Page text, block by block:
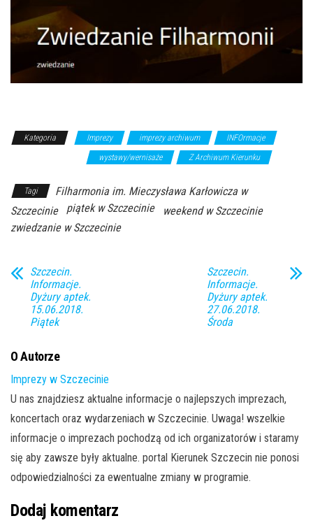
Kategoria Imprezy imprezy archiwum
INFOrmacje
wystawy/wernisaże Z Archiwum Kierunku
Tagi
Filharmonia im. Mieczysława Karłowicza w
Szczecinie
piątek w Szczecinie
weekend w Szczecinie
zwiedzanie w Szczecinie
Szczecin.
Informacje.
Dyżury aptek.
15.06.2018.
Piątek
Szczecin.
Informacje.
Dyżury aptek.
27.06.2018.
Środa
O Autorze
Imprezy w Szczecinie
U nas znajdziesz aktualne informacje o najlepszych imprezach,
koncertach oraz wydarzeniach w Szczecinie. Uwaga! wszelkie
informacje o imprezach pochodzą od ich organizatorów i staramy
się aby zawsze były aktualne. portal Kierunek Szczecin nie ponosi
odpowiedzialności za ewentualne zmiany w programie.
Dodaj komentarz